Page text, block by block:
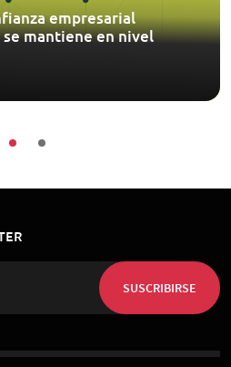
empresarial
mantiene en nivel
SUSCRIBIRSE